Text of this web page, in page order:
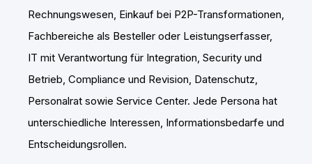
Rechnungswesen, Einkauf bei P2P-Transformationen,
Fachbereiche als Besteller oder Leistungserfasser,
IT mit Verantwortung für Integration, Security und
Betrieb, Compliance und Revision, Datenschutz,
Personalrat sowie Service Center. Jede Persona hat
unterschiedliche Interessen, Informationsbedarfe und
Entscheidungsrollen.